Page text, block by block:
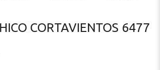
CORTAVIENTOS 6477